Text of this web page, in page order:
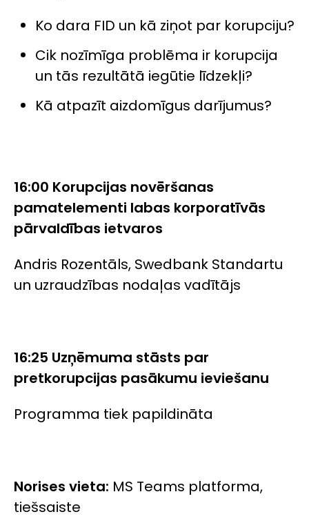
Ko dara FID un kā ziņot par korupciju?
Cik nozīmīga problēma ir korupcija
un tās rezultātā iegūtie līdzekļi?
Kā atpazīt aizdomīgus darījumus?
16:00 Korupcijas novēršanas
pamatelementi labas korporatīvās
pārvaldības ietvaros
Andris Rozentāls, Swedbank Standartu
un uzraudzības nodaļas vadītājs
16:25 Uzņēmuma stāsts par
pretkorupcijas pasākumu ieviešanu
Programma tiek papildināta
Norises vieta: MS Teams platforma,
tiešsaiste